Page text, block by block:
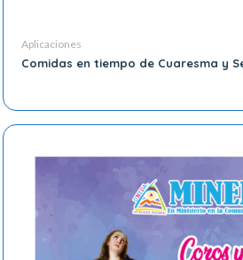
Aplicaciones
Comidas en tiempo de Cuaresma y